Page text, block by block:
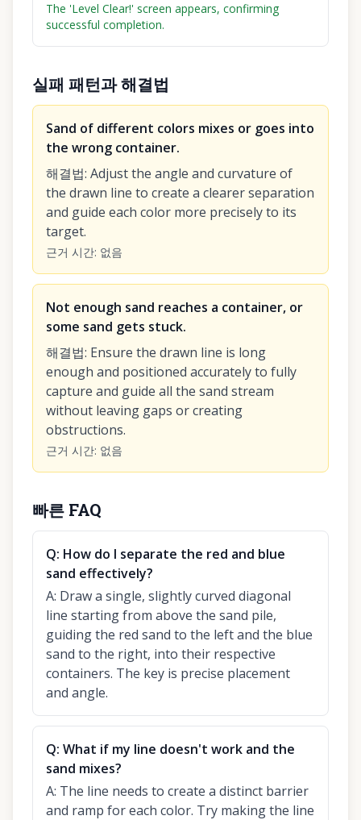
The 'Level Clear!' screen appears, confirming
successful completion.
실패 패턴과 해결법
Sand of different colors mixes or goes into
the wrong container.
해결법: Adjust the angle and curvature of
the drawn line to create a clearer separation
and guide each color more precisely to its
target.
근거 시간: 없음
Not enough sand reaches a container, or
some sand gets stuck.
해결법: Ensure the drawn line is long
enough and positioned accurately to fully
capture and guide all the sand stream
without leaving gaps or creating
obstructions.
근거 시간: 없음
빠른 FAQ
Q: How do I separate the red and blue
sand effectively?
A: Draw a single, slightly curved diagonal
line starting from above the sand pile,
guiding the red sand to the left and the blue
sand to the right, into their respective
containers. The key is precise placement
and angle.
Q: What if my line doesn't work and the
sand mixes?
A: The line needs to create a distinct barrier
and ramp for each color. Try making the line